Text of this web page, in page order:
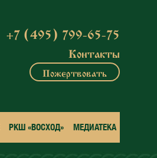
+7 (495) 799-65-75
Контакты
Пожертвовать
РКШ «ВОСХОД» МЕДИАТЕКА